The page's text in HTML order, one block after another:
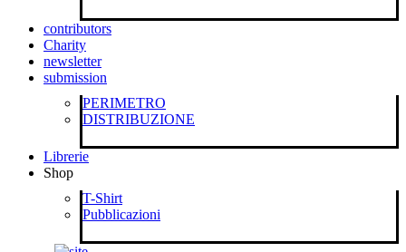
contributors
Charity
newsletter
submission
PERIMETRO
DISTRIBUZIONE
Librerie
Shop
T-Shirt
Pubblicazioni